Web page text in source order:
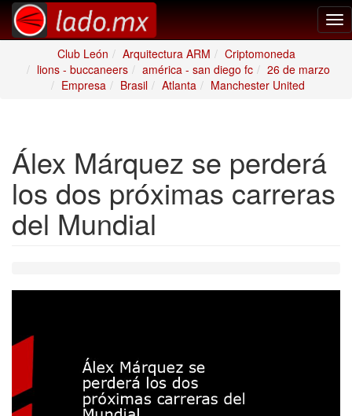
Club León
Arquitectura ARM
Criptomoneda
lions - buccaneers
américa - san diego fc
26 de marzo
Empresa
Brasil Atlanta Manchester United
Álex Márquez se perderá
los dos próximas carreras
del Mundial